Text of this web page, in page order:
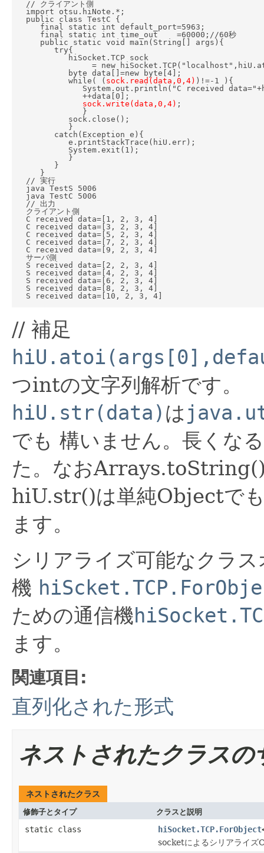
   // クライアント側
   import otsu.hiNote.*;
   public class TestC {
      final static int default_port=5963;
      final static int time_out    =60000;//60秒
      public static void main(String[] args){
         try{
            hiSocket.TCP sock
= new
            byte data[]=new byte[4];
            while( (
sock.read(data,0,4) )!=-1 ){
System.out.println("C received
               ++data[0];
sock.write(data,0,4) ;
               }
            sock.close();
            }
         catch(Exception e){
            e.printStackTrace(hiU.err);
            System.exit(1);
            }
         }
      }
   // 実行
   java TestS 5006
   java TestC 5006
   // 出力
   クライアント側
   C received data=[1, 2, 3, 4]
   C received data=[3, 2, 3, 4]
   C received data=[5, 2, 3, 4]
   C received data=[7, 2, 3, 4]
   C received data=[9, 2, 3, 4]
   サーバ側
   S received data=[2, 2, 3, 4]
   S received data=[4, 2, 3, 4]
   S received data=[6, 2, 3, 4]
   S received data=[8, 2, 3, 4]
   S received data=[10, 2, 3, 4]
// 補足
つintの文字列解析です。
hiU.str(data) は
でも 構いません。長くな
た。なおArrays.toString()
hiU.str()は単純Objectで
ます。
シリアライズ可能なクラ
機
ための通信機
ます。
関連項目:
直列化された形式
ネストされたクラスの
ネストされたクラス
修飾子とタイプ クラスと説明
static class hiSocket.TCP.ForObject
socketによるシリアライズ